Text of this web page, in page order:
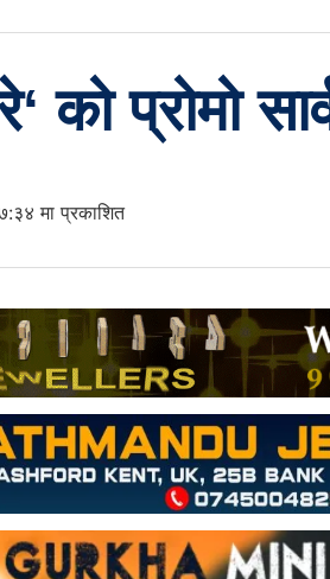
को प्रोमो
मा प्रकाशित